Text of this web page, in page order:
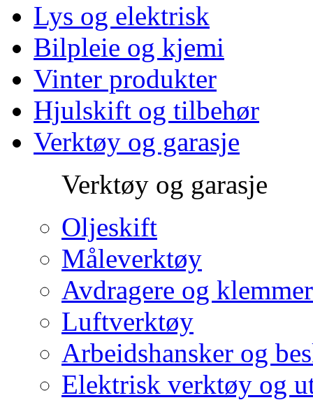
Lys og elektrisk
Bilpleie og kjemi
Vinter produkter
Hjulskift og tilbehør
Verktøy og garasje
Verktøy og garasje
Oljeskift
Måleverktøy
Avdragere og klemmer
Luftverktøy
Arbeidshansker og
Elektrisk verktøy og